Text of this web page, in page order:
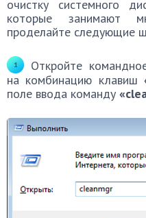
очистку системного
которые занимают
проделайте следующие
Откройте
на комбинацию клавиш
поле ввода команду «